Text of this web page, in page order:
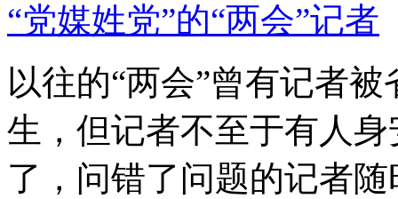
“党媒姓党”的“两会”记者
以往的“两会”曾有记者
生，但记者不至于有人
了，问错了问题的记者